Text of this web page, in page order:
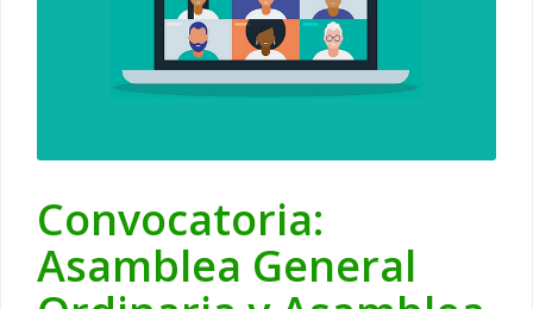
Convocatoria:
Asamblea General